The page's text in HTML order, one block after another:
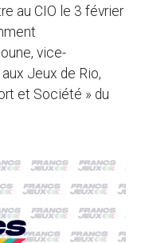
au CIO le 3 février
vice-
Jeux de Rio,
et Société » du